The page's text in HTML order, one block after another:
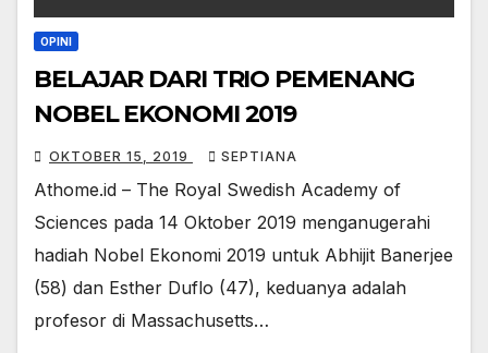
OPINI
BELAJAR DARI TRIO PEMENANG
NOBEL EKONOMI 2019
OKTOBER 15, 2019 SEPTIANA
Athome.id – The Royal Swedish Academy of
Sciences pada 14 Oktober 2019 menganugerahi
hadiah Nobel Ekonomi 2019 untuk Abhijit Banerjee
(58) dan Esther Duflo (47), keduanya adalah
profesor di Massachusetts…